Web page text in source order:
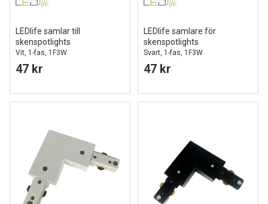
LEDlife samlar till
skenspotlights
Vit, 1-fas, 1F3W
47 kr
LEDlife samlare för
skenspotlights
Svart, 1-fas, 1F3W
47 kr